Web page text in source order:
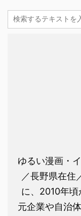
ゆるい漫画・
／長野県在住
に、2010年
元企業や自治